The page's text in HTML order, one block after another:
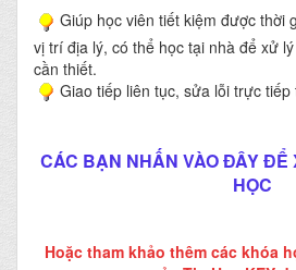
Giúp học viên tiết kiệm được thời
vị trí địa lý, có thể học tại nhà để xử
cần thiết.
Giao tiếp liên tục, sửa lỗi trực
CÁC BẠN NHẤN VÀO ĐÂY ĐỂ
HỌC
Hoặc tham khảo thêm các khóa